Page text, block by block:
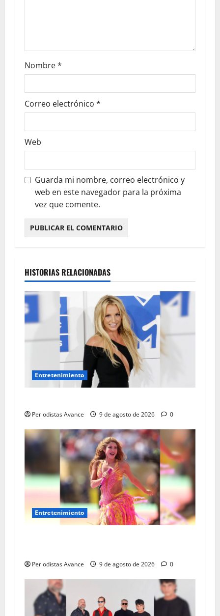
Nombre*
Correo electrónico *
Web
Guarda mi nombre, correo electrónico y
web en este navegador para la próxima
vez que comente.
HISTORIAS RELACIONADAS
Entretenimiento
Periodistas Avance 9 de agosto de 2026 0
Entretenimiento
Periodistas Avance 9 de agosto de 2026 0